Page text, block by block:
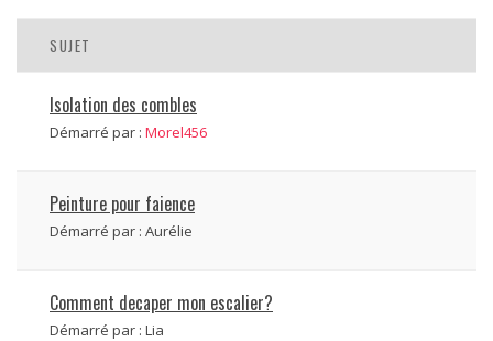
SUJET
Isolation des combles
Démarré par : Morel456
Peinture pour faience
Démarré par : Aurélie
Comment decaper mon escalier?
Démarré par : Lia